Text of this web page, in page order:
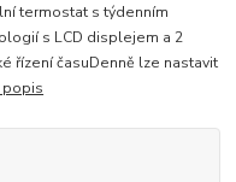
termostat s týdenním
s LCD displejem a 2
řízení časuDenně lze nastavit
popis